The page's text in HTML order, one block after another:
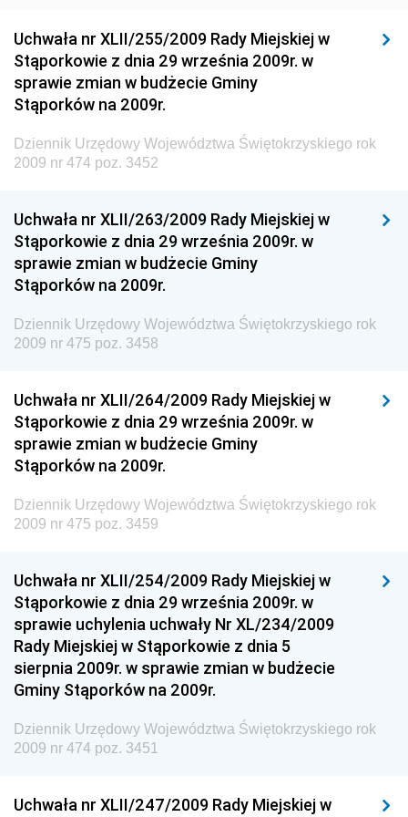
Dziennik Urzędowy Ministra Budownictwa i Przemysłu
Materiałów Budowlanych
Dziennik Urzędowy Ministra Infrastruktury i Rozwoju
Dziennik Urzędowy Głównego Inspektoratu Ochrony
Środowiska
Dziennik Urzędowy Generalnej Dyrekcji Ochrony
Dziennik Urzędowy Ministerstwa Administracji,
Gospodarki Terenowej i Ochrony Środowiska
Dziennik Urzędowy Ministerstwa Administracji i
Gospodarki Przestrzennej
Dziennik Urzędowy Unii Europejskiej, L
Dziennik Urzędowy Ministerstwa Przemysłu
Chemicznego i Lekkiego
Dziennik Urzędowy Ministerstwa Rolnictwa i
Gospodarki Żywnościowej
Dziennik Urzędowy Ministra Rodziny, Pracy i Polityki
Społecznej
Dziennik Urzędowy Ministra Rozwoju
Dziennik Urzędowy Ministra Infrastruktury i
Budownictwa
Dziennik Urzędowy Ministra Gospodarki Morskiej i
Żeglugi Śródlądowej
Dziennik Urzędowy Ministra Energii
Dziennik Urzędowy Ministra Finansów
Dziennik Urzędowy Ministra Rozwoju i Finansów
Uchwała nr XLII/255/2009 Rady Miejskiej w
Stąporkowie z dnia 29 września 2009r. w
sprawie zmian w budżecie Gminy
Stąporków na 2009r.
Dziennik Urzędowy Województwa Świętokrzyskiego rok
2009 nr 474 poz. 3452
Uchwała nr XLII/263/2009 Rady Miejskiej w
Stąporkowie z dnia 29 września 2009r. w
sprawie zmian w budżecie Gminy
Stąporków na 2009r.
Dziennik Urzędowy Województwa Świętokrzyskiego rok
2009 nr 475 poz. 3458
Uchwała nr XLII/264/2009 Rady Miejskiej w
Stąporkowie z dnia 29 września 2009r. w
sprawie zmian w budżecie Gminy
Stąporków na 2009r.
Dziennik Urzędowy Województwa Świętokrzyskiego rok
2009 nr 475 poz. 3459
Uchwała nr XLII/254/2009 Rady Miejskiej w
Stąporkowie z dnia 29 września 2009r. w
sprawie uchylenia uchwały Nr XL/234/2009
Rady Miejskiej w Stąporkowie z dnia 5
sierpnia 2009r. w sprawie zmian w budżecie
Gminy Stąporków na 2009r.
Dziennik Urzędowy Województwa Świętokrzyskiego rok
2009 nr 474 poz. 3451
Uchwała nr XLII/247/2009 Rady Miejskiej w